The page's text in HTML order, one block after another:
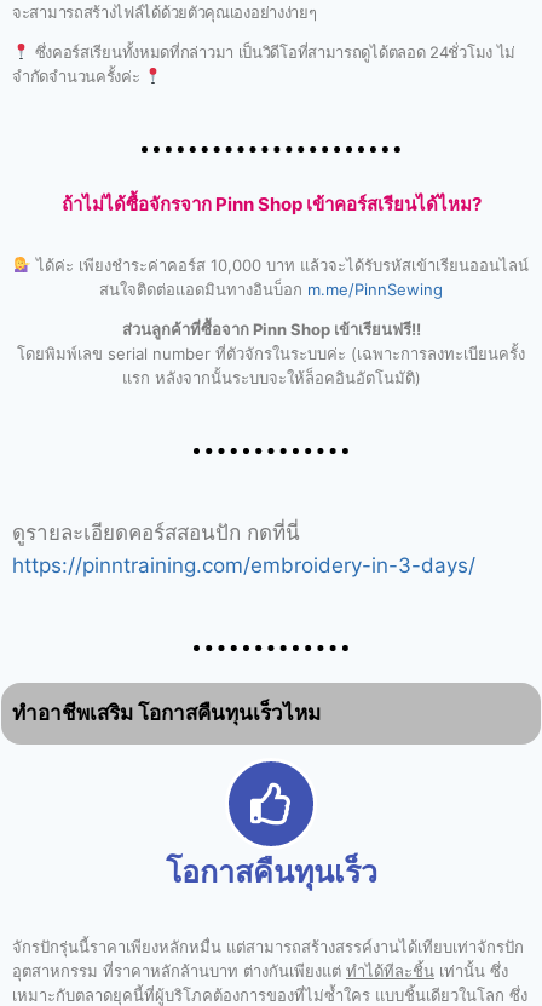
จะสามารถสร้างไฟล์ได้ด้วยตัวคุณเองอย่างง่ายๆ
ซึ่งคอร์สเรียนทั้งหมดที่กล่าวมา เป็นวิดีโอที่สามารถดูได้ตลอด 24ชั่วโมง ไม่
จำกัดจำนวนครั้งค่ะ
ถ้าไม่ได้ซื้อจักรจาก Pinn Shop เข้าคอร์สเรียนได้ไหม?
ได้ค่ะ เพียงชำระค่าคอร์ส 10,000 บาท แล้วจะได้รับรหัสเข้าเรียนออนไลน์
สนใจติดต่อแอดมินทางอินบ็อก m.me/PinnSewing
ส่วนลูกค้าที่ซื้อจาก Pinn Shop เข้าเรียนฟรี!!
โดยพิมพ์เลข serial number ที่ตัวจักรในระบบค่ะ (เฉพาะการลงทะเบียนครั้ง
แรก หลังจากนั้นระบบจะให้ล็อคอินอัตโนมัติ)
ดูรายละเอียดคอร์สสอนปัก กดที่นี่
https://pinntraining.com/embroidery-in-3-days/
ทำอาชีพเสริม โอกาสคืนทุนเร็วไหม
โอกาสคืนทุนเร็ว
จักรปักรุ่นนี้ราคาเพียงหลักหมื่น แต่สามารถสร้างสรรค์งานได้เทียบเท่าจักรปัก
อุตสาหกรรม ที่ราคาหลักล้านบาท ต่างกันเพียงแต่ ทำได้ทีละชิ้น เท่านั้น ซึ่ง
เหมาะกับตลาดยุคนี้ที่ผู้บริโภคต้องการของที่ไม่ซ้ำใคร แบบชิ้นเดียวในโลก ซึ่ง